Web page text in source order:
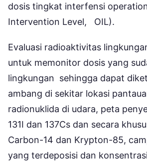
dosis tingkat interfensi
Intervention Level, OIL).
Evaluasi radioaktivitas
untuk memonitor dosis yang
lingkungan sehingga dapat
ambang di sekitar lokasi
radionuklida di udara, peta
131I dan 137Cs dan secara
Carbon-14 dan Krypton-85,
yang terdeposisi dan